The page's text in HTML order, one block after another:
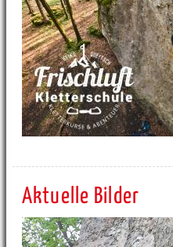
Aktuelle Bilder